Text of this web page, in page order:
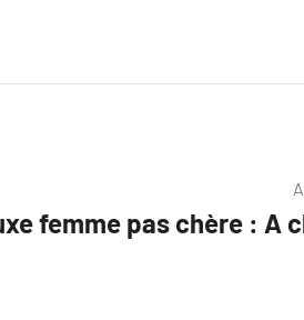
femme pas chère : A